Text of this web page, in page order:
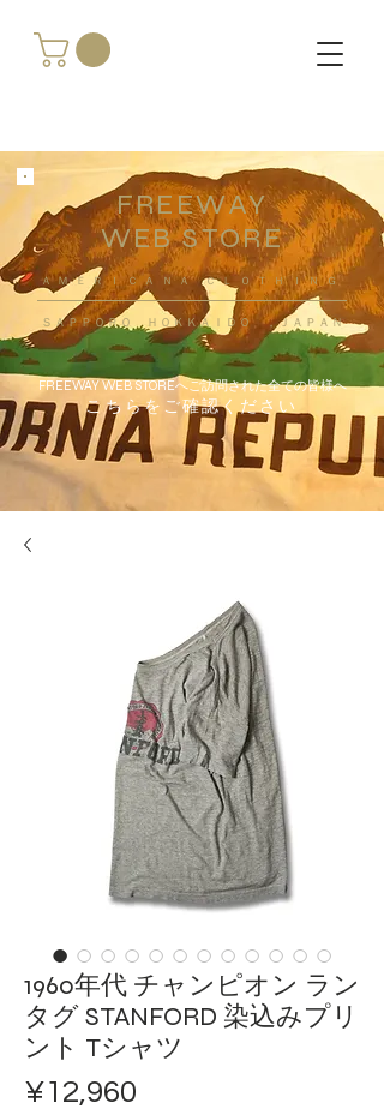
FREEWAY
WEB STORE
​ＡＭＥＲＩＣＡＮＡ ＣＬＯＴＨＩＮＧ
ＳＡＰＰＯＲＯ ＨＯＫＫＡＩＤＯ ，ＪＡＰＡＮ
FREEWAY WEB STOREへご訪問された全ての皆様へ
こちらをご確認ください
1960年代 チャンピオン ラン
タグ STANFORD 染込みプリ
ント Tシャツ
¥12,960